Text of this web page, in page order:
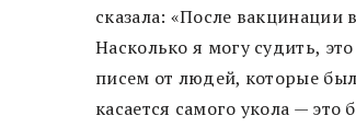
сказала: «После
Насколько я могу судить,
писем от людей, которые
касается самого укола — это